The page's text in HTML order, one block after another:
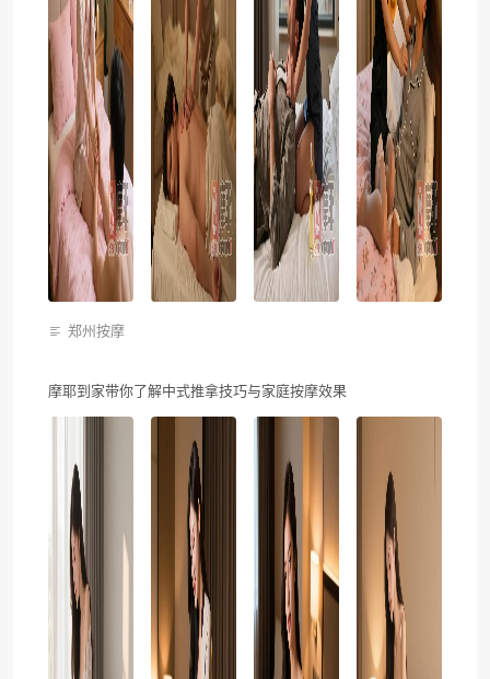
郑州按摩
摩耶到家带你了解中式推拿技巧与家庭按摩效果